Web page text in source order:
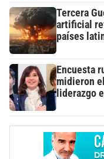
Tercera
artificial
países
Encuesta
midieron
liderazgo